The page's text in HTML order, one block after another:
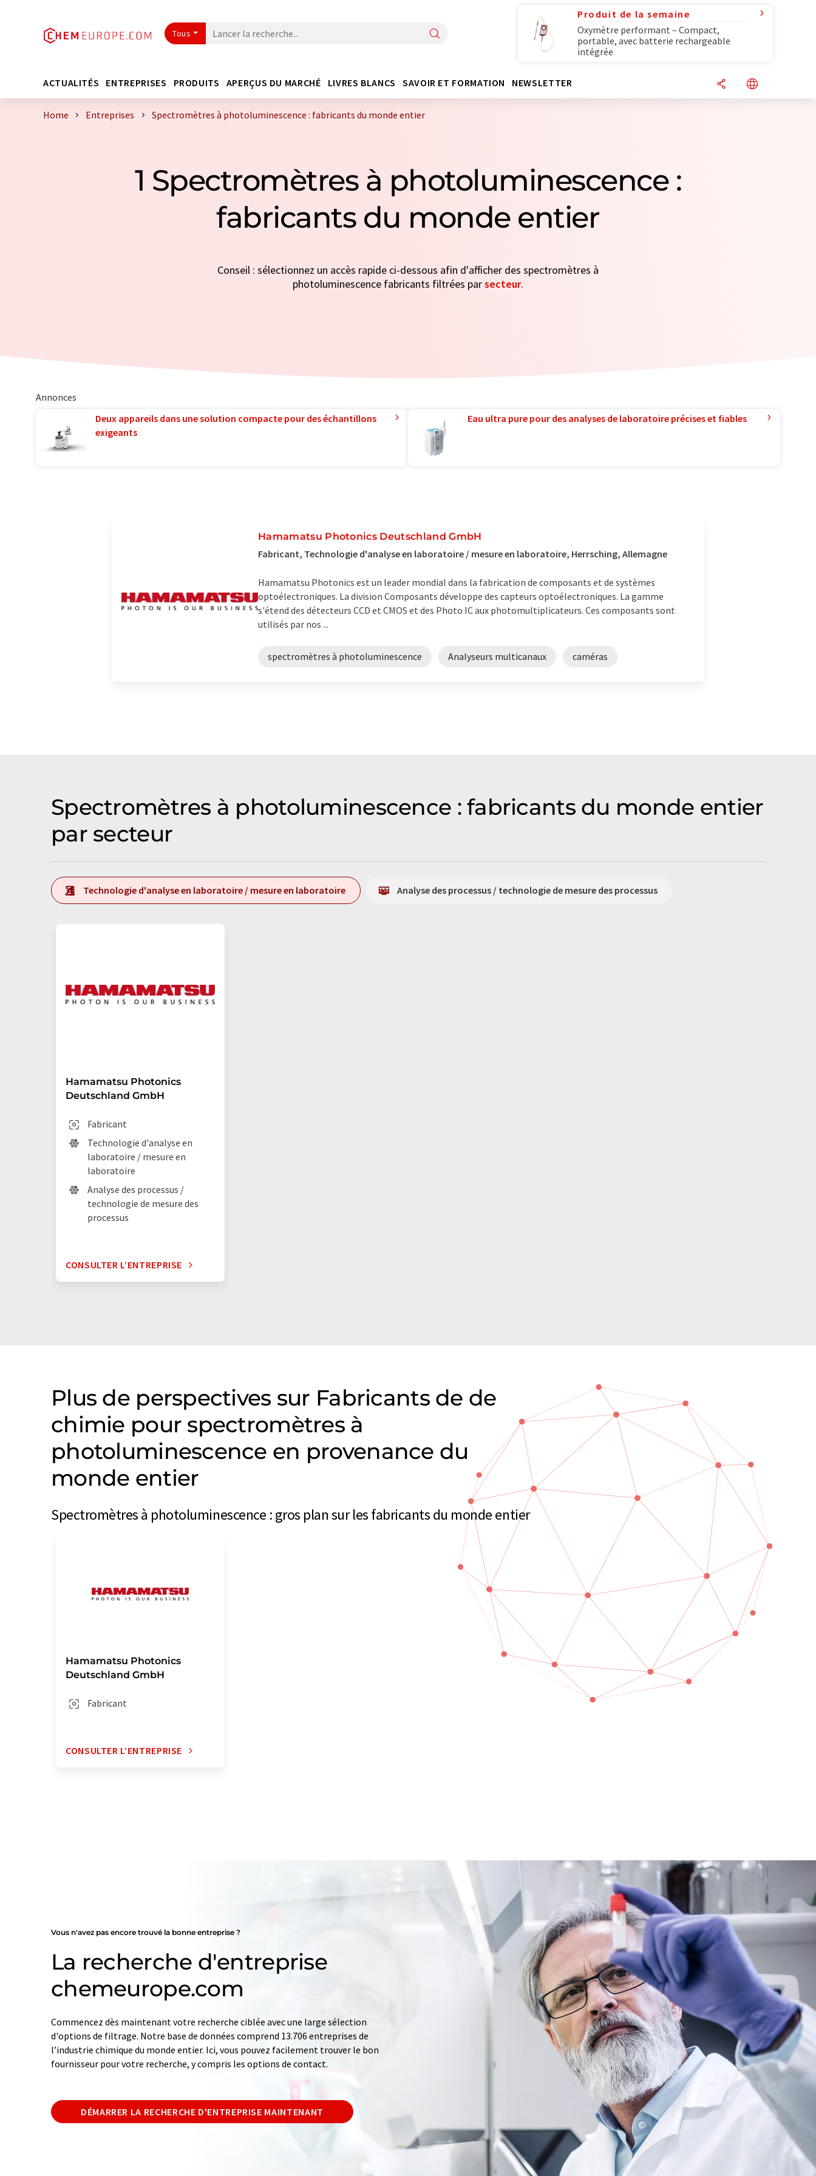
Tous
Produit de la semaine
Oxymètre performant – Compact,
portable, avec batterie rechargeable
intégrée
ACTUALITÉS ENTREPRISES PRODUITS APERÇUS DU MARCHÉ LIVRES BLANCS SAVOIR ET FORMATION NEWSLETTER
Home Entreprises Spectromètres à photoluminescence : fabricants du monde entier
1 Spectromètres à photoluminescence :
fabricants du monde entier
Conseil : sélectionnez un accès rapide ci-dessous afin d'afficher des spectromètres à
photoluminescence fabricants filtrées parsecteur.
Annonces
Deux appareils dans une solution compacte pour des échantillons
exigeants
Eau ultra pure pour des analyses de laboratoire précises et fiables
Hamamatsu Photonics Deutschland GmbH
Fabricant, Technologie d'analyse en laboratoire / mesure en laboratoire, Herrsching, Allemagne
Hamamatsu Photonics est un leader mondial dans la fabrication de composants et de systèmes
optoélectroniques. La division Composants développe des capteurs optoélectroniques. La gamme
s'étend des détecteurs CCD et CMOS et des Photo IC aux photomultiplicateurs. Ces composants sont
utilisés par nos ...
spectromètres à photoluminescence Analyseurs multicanaux caméras
Spectromètres à photoluminescence : fabricants du monde entier
par secteur
Technologie d'analyse en laboratoire / mesure en laboratoire Analyse des processus / technologie de mesure des processus
Hamamatsu Photonics
Deutschland GmbH
Fabricant
Technologie d'analyse en
laboratoire / mesure en
laboratoire
Analyse des processus /
technologie de mesure des
processus
CONSULTER L’ENTREPRISE
Plus de perspectives sur Fabricants de de
chimie pour spectromètres à
photoluminescence en provenance du
monde entier
Spectromètres à photoluminescence : gros plan sur les fabricants du monde entier
Hamamatsu Photonics
Deutschland GmbH
Fabricant
CONSULTER L’ENTREPRISE
Vous n'avez pas encore trouvé la bonne entreprise ?
La recherche d'entreprise
chemeurope.com
Commencez dès maintenant votre recherche ciblée avec une large sélection
d'options de filtrage. Notre base de données comprend 13.706 entreprises de
l’industrie chimique du monde entier. Ici, vous pouvez facilement trouver le bon
fournisseur pour votre recherche, y compris les options de contact.
DÉMARRER LA RECHERCHE D'ENTREPRISE MAINTENANT